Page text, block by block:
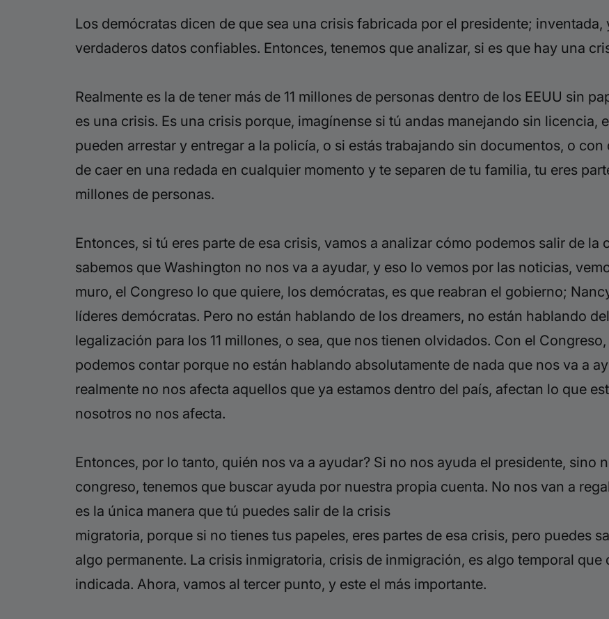
Los demócratas dicen de que sea una crisis fabricada por el presidente;
verdaderos datos confiables. Entonces, tenemos que analizar, si es que hay una
Realmente es la de tener más de 11 millones de personas dentro de los EEUU sin
es una crisis. Es una crisis porque, imagínense si tú andas manejando sin licencia,
pueden arrestar y entregar a la policía, o si estás trabajando sin documentos, o
de caer en una redada en cualquier momento y te separen de tu familia, tu eres
millones de personas.
Entonces, si tú eres parte de esa crisis, vamos a analizar cómo podemos salir de
sabemos que Washington no nos va a ayudar, y eso lo vemos por las noticias,
muro, el Congreso lo que quiere, los demócratas, es que reabran el gobierno;
líderes demócratas. Pero no están hablando de los dreamers, no están hablando
legalización para los 11 millones, o sea, que nos tienen olvidados. Con el
podemos contar porque no están hablando absolutamente de nada que nos va a
realmente no nos afecta aquellos que ya estamos dentro del país, afectan lo que
nosotros no nos afecta.
Entonces, por lo tanto, quién nos va a ayudar? Si no nos ayuda el presidente, sino
congreso, tenemos que buscar ayuda por nuestra propia cuenta. No nos van a
es la única manera que tú puedes salir de la crisis
migratoria, porque si no tienes tus papeles, eres partes de esa crisis, pero puedes
algo permanente. La crisis inmigratoria, crisis de inmigración, es algo temporal
indicada. Ahora, vamos al tercer punto, y este el más importante.